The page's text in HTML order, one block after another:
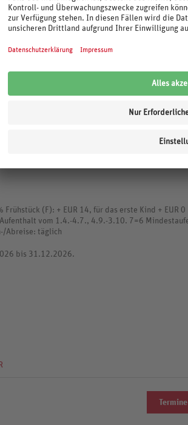
kostenpflichtig
kombinierter Wohn-/Schlafraum,
Programm), Kochnische, Gas-/E-Herd,
kostenfrei, Bettwäschewechsel
kombinierter Wohn-/Schlafraum,
Programm), Kochnische, Gas-/E-
kostenfrei, Bettwäschewechsel
(F): + EUR 14, für das erste Kind + EUR 0
vom 1.4.-4.7., 4.9.-3.10. 7=6
Abreise: täglich
bis 31.12.2026.